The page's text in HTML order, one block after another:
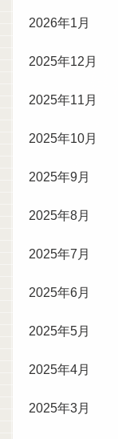
2026年1月
2025年12月
2025年11月
2025年10月
2025年9月
2025年8月
2025年7月
2025年6月
2025年5月
2025年4月
2025年3月